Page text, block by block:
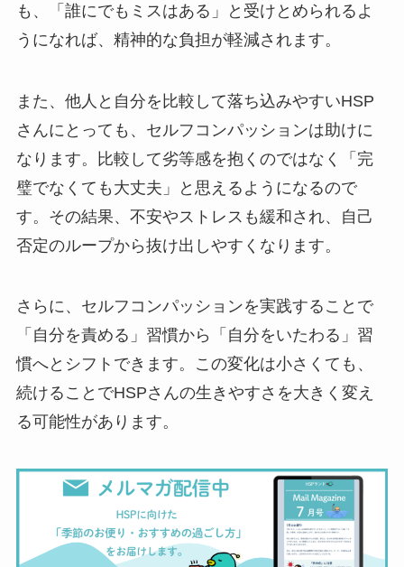
も、「誰にでもミスはある」と受けとめられるよ
うになれば、精神的な負担が軽減されます。
また、他人と自分を比較して落ち込みやすいHSP
さんにとっても、セルフコンパッションは助けに
なります。比較して劣等感を抱くのではなく「完
璧でなくても大丈夫」と思えるようになるので
す。その結果、不安やストレスも緩和され、自己
否定のループから抜け出しやすくなります。
さらに、セルフコンパッションを実践することで
「自分を責める」習慣から「自分をいたわる」習
慣へとシフトできます。この変化は小さくても、
続けることでHSPさんの生きやすさを大きく変え
る可能性があります。